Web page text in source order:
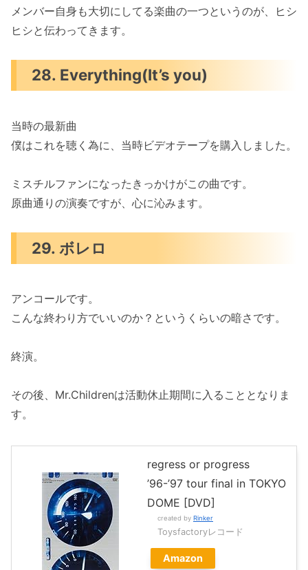
メンバー自身も大切にしてる楽曲の一つというのが、ヒシ
ヒシと伝わってきます。
28. Everything(It’s you)
当時の最新曲
僕はこれを聴く為に、当時ビデオテープを購入しました。
ミスチルファンになったきっかけがこの曲です。
原曲通りの演奏ですが、心に沁みます。
29. ボレロ
アンコールです。
こんな終わり方でいいのか？というくらいの暗さです。
終演。
その後、Mr.Childrenは活動休止期間に入ることとなりま
す。
regress or progress
’96-’97 tour final in TOKYO
DOME [DVD]
created by Rinker
Toysfactoryレコード
Amazon